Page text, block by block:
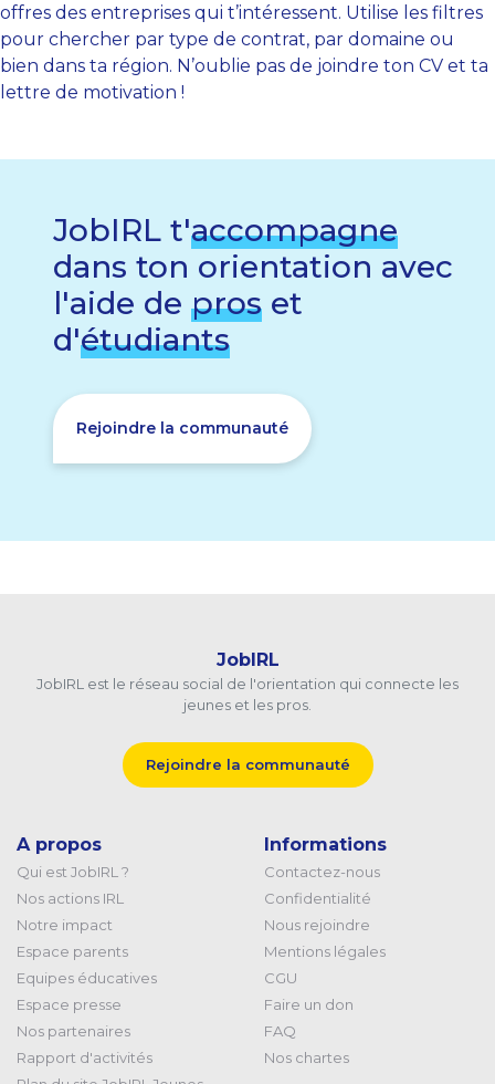
offres des entreprises qui t’intéressent. Utilise les filtres
pour chercher par type de contrat, par domaine ou
bien dans ta région. N’oublie pas de joindre ton CV et ta
lettre de motivation !
JobIRL t'accompagne
dans ton orientation avec
l'aide de pros et
d'étudiants
Rejoindre la communauté
JobIRL
JobIRL est le réseau social de l'orientation qui connecte les
jeunes et les pros.
Rejoindre la communauté
A propos
Qui est JobIRL ?
Nos actions IRL
Notre impact
Espace parents
Equipes éducatives
Espace presse
Nos partenaires
Rapport d'activités
Informations
Contactez-nous
Confidentialité
Nous rejoindre
Mentions légales
CGU
Faire un don
FAQ
Nos chartes